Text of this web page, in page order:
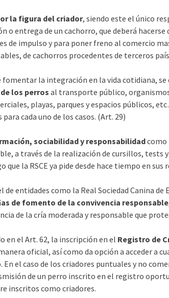
la figura del criador, siendo este el único
o entrega de un cachorro, que deberá
de impulso y para poner freno al comercio
de cachorros procedentes de terceros
fomentar la integración en la vida cotidiana, se
los perros al transporte público,
playas, parques y espacios públicos,
cada uno de los casos. (Art. 29)
sociabilidad y responsabilidadcomo
a través de la realización de cursillos, tests
que la RSCE ya pide desde hace tiempo en
de entidades como la Real Sociedad Canina
de fomento de la convivencia
de la cría moderada y responsable que
en el Art. 62, la inscripción en el Registro de
oficial, así como da opción a acceder a
el caso de los criadores puntuales y no
de un perro inscrito en el registro
inscritos como criadores.